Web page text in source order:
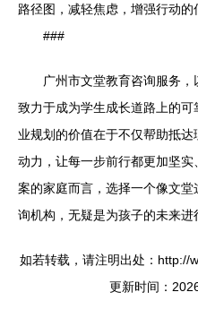
路径图，减轻焦虑，增强行动的
###
广州市文堂教育咨询服务，
致力于成为学生成长道路上的
业规划的价值在于不仅帮助抵达
动力，让每一步前行都更加坚
案的家庭而言，选择一个像文
询机构，无疑是为孩子的未来进
如若转载，请注明出处：http://
更新时间：